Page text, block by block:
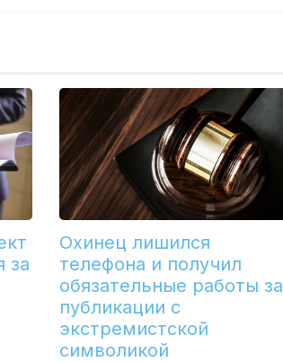
за
Охинец лишился
телефона и получил
обязательные работы за
публикации с
экстремистской
символикой